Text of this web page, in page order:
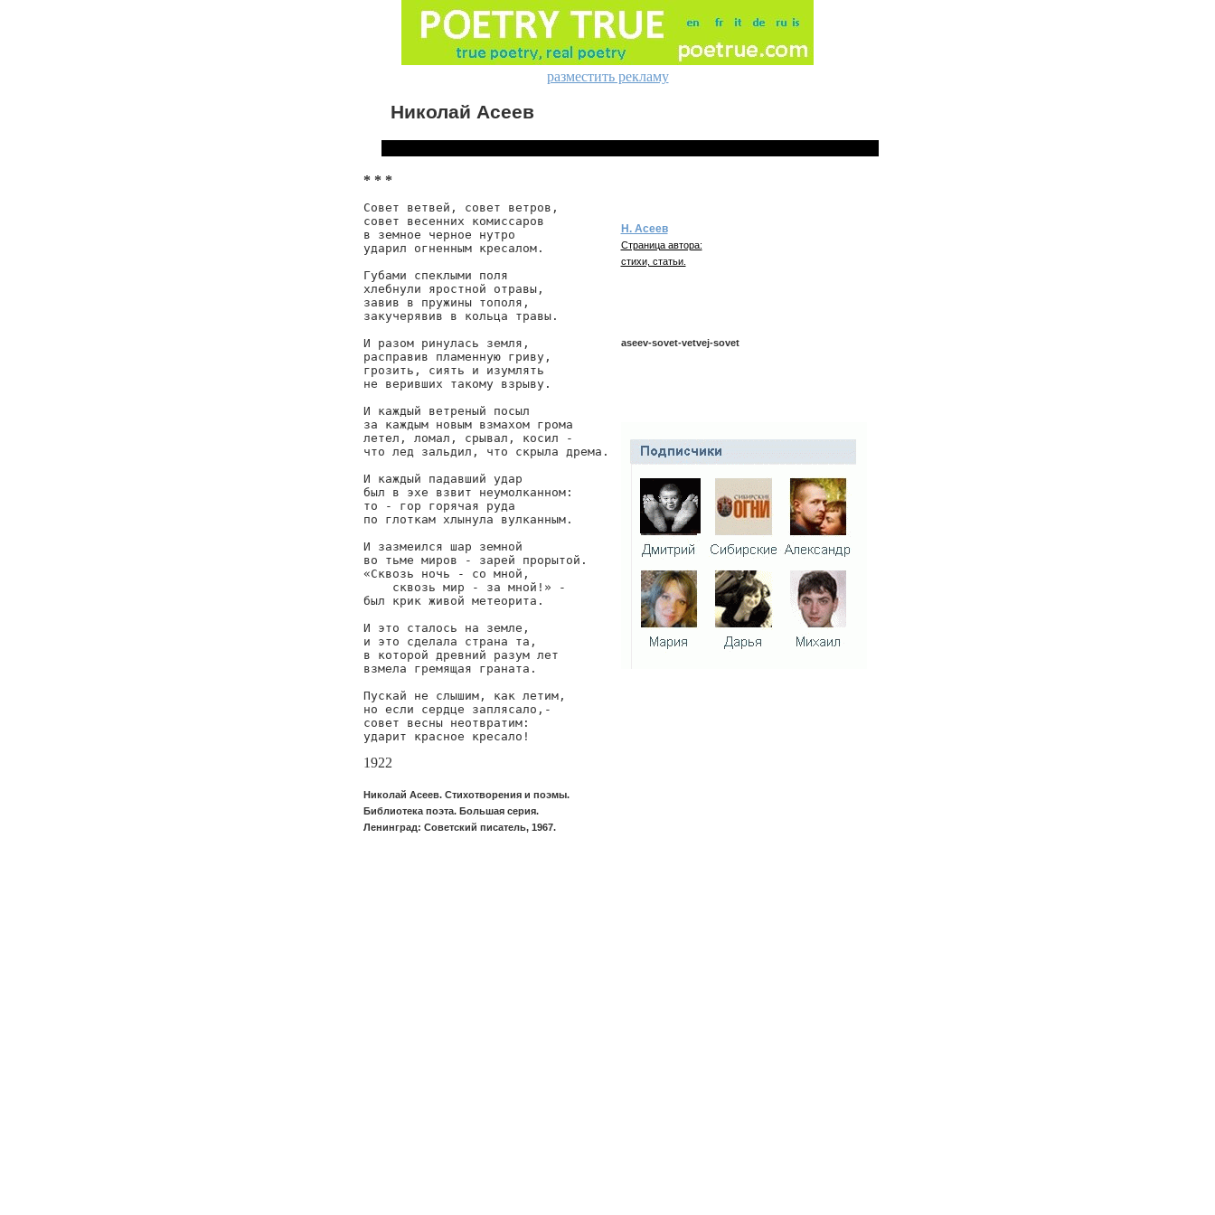
разместить рекламу
Николай Асеев
* * *
Совет ветвей, совет ветров,
совет весенних комиссаров
в земное черное нутро
ударил огненным кресалом.
Губами спеклыми поля
хлебнули яростной отравы,
завив в пружины тополя,
закучерявив в кольца травы.
И разом ринулась земля,
расправив пламенную гриву,
грозить, сиять и изумлять
не веривших такому взрыву.
И каждый ветреный посыл
за каждым новым взмахом грома
летел, ломал, срывал, косил -
что лед зальдил, что скрыла дрема.
И каждый падавший удар
был в эхе взвит неумолканном:
то - гор горячая руда
по глоткам хлынула вулканным.
И зазмеился шар земной
во тьме миров - зарей прорытой.
«Сквозь ночь - со мной,
    сквозь мир - за мной!» -
был крик живой метеорита.
И это сталось на земле,
и это сделала страна та,
в которой древний разум лет
взмела гремящая граната.
Пускай не слышим, как летим,
но если сердце заплясало,-
совет весны неотвратим:
ударит красное кресало!
1922
Николай Асеев. Стихотворения и поэмы.
Библиотека поэта. Большая серия.
Ленинград: Советский писатель, 1967.
Н. Асеев
Страница автора:
стихи, статьи.
aseev-sovet-vetvej-sovet